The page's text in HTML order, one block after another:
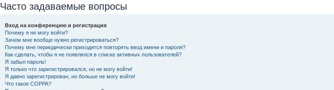
Часто задаваемые вопросы
Вход на конференцию и регистрация
Почему я не могу войти?
Зачем мне вообще нужно регистрироваться?
Почему мне периодически приходится повторять ввод имени и пароля?
Как сделать, чтобы я не появлялся в списке активных пользователей?
Я забыл пароль!
Я только что зарегистрировался, но не могу войти!
Я давно зарегистрирован, но больше не могу войти!
Что такое COPPA?